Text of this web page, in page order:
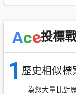
Ace投標
1 歷史相似標
為您大量比對